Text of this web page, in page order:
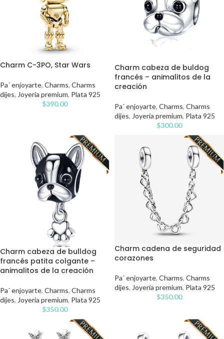
Charm C-3PO, Star Wars
Pa´ enjoyarte, Charms, Charms
dijes, Joyería premium, Plata 925
$390.00
Charm cabeza de buldog
francés – animalitos de la
creación
Pa´ enjoyarte, Charms, Charms
dijes, Joyería premium, Plata 925
$300.00
Charm cabeza de bulldog
francés patita colgante –
animalitos de la creación
Pa´ enjoyarte, Charms, Charms
dijes, Joyería premium, Plata 925
$350.00
Charm cadena de seguridad
corazones
Pa´ enjoyarte, Charms, Charms
dijes, Joyería premium, Plata 925
$350.00